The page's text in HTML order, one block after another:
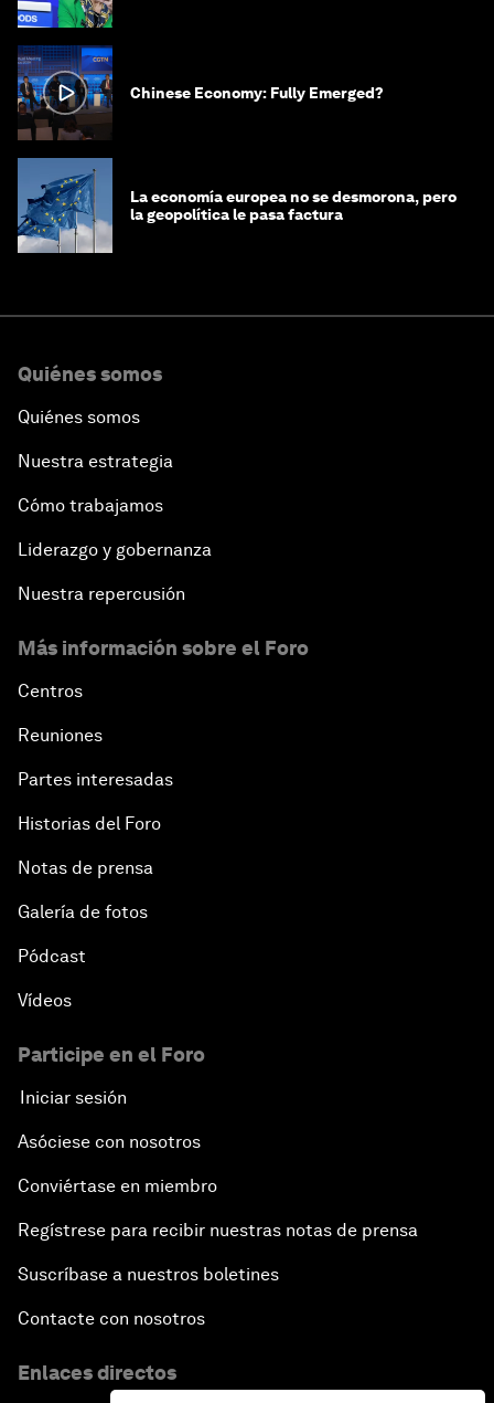
Chinese Economy: Fully Emerged?
La economía europea no se desmorona, pero
la geopolítica le pasa factura
Quiénes somos
Quiénes somos
Nuestra estrategia
Cómo trabajamos
Liderazgo y gobernanza
Nuestra repercusión
Más información sobre el Foro
Centros
Reuniones
Partes interesadas
Historias del Foro
Notas de prensa
Galería de fotos
Pódcast
Vídeos
Participe en el Foro
Iniciar sesión
Asóciese con nosotros
Conviértase en miembro
Regístrese para recibir nuestras notas de prensa
Suscríbase a nuestros boletines
Contacte con nosotros
Enlaces directos